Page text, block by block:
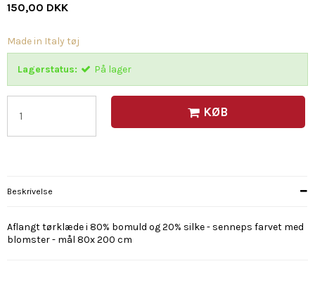
150,00 DKK
Made in Italy tøj
Lagerstatus: På lager
KØB
Beskrivelse
Aflangt tørklæde i 80% bomuld og 20% silke - senneps farvet med
blomster - mål 80x 200 cm